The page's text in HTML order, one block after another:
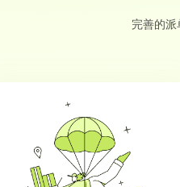
完善的